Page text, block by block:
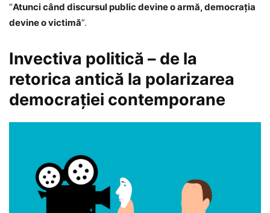
“Atunci când discursul public devine o armă, democrația
devine o victimă”.
Invectiva politică – de la
retorica antică la polarizarea
democraţiei contemporane